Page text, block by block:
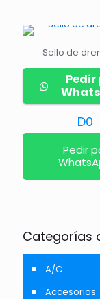
Sello de
Pedir
D0
Pedir
Categorías
A/C
Accesorios